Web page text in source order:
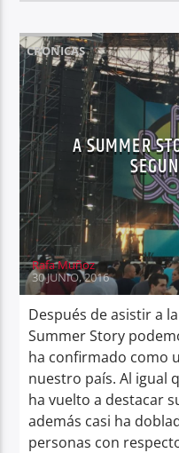
CRONICAS
A SUMMER
Rafa Muñoz
30 JUNIO, 2016
Después de asistir a
Summer Story
ha confirmado como
nuestro país. Al igual
ha vuelto a destacar
además casi ha
personas con